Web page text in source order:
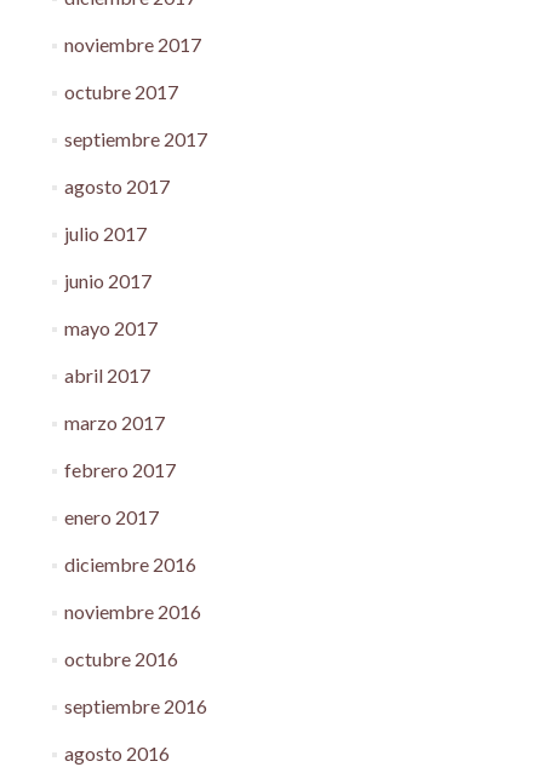
noviembre 2017
octubre 2017
septiembre 2017
agosto 2017
julio 2017
junio 2017
mayo 2017
abril 2017
marzo 2017
febrero 2017
enero 2017
diciembre 2016
noviembre 2016
octubre 2016
septiembre 2016
agosto 2016